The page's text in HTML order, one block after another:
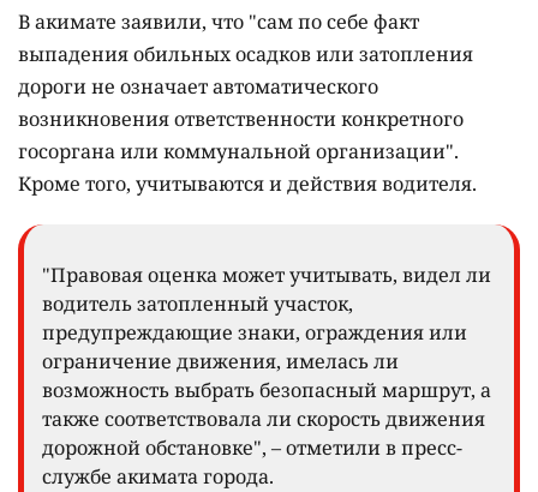
В акимате заявили, что "сам по себе факт
выпадения обильных осадков или затопления
дороги не означает автоматического
возникновения ответственности конкретного
госоргана или коммунальной организации".
Кроме того, учитываются и действия водителя.
"Правовая оценка может учитывать, видел ли
водитель затопленный участок,
предупреждающие знаки, ограждения или
ограничение движения, имелась ли
возможность выбрать безопасный маршрут, а
также соответствовала ли скорость движения
дорожной обстановке", – отметили в пресс-
службе акимата города.